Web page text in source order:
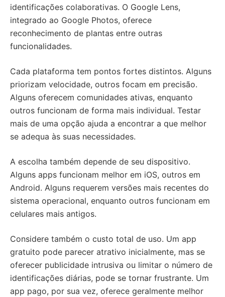
identificações colaborativas. O Google Lens,
integrado ao Google Photos, oferece
reconhecimento de plantas entre outras
funcionalidades.
Cada plataforma tem pontos fortes distintos. Alguns
priorizam velocidade, outros focam em precisão.
Alguns oferecem comunidades ativas, enquanto
outros funcionam de forma mais individual. Testar
mais de uma opção ajuda a encontrar a que melhor
se adequa às suas necessidades.
A escolha também depende de seu dispositivo.
Alguns apps funcionam melhor em iOS, outros em
Android. Alguns requerem versões mais recentes do
sistema operacional, enquanto outros funcionam em
celulares mais antigos.
Considere também o custo total de uso. Um app
gratuito pode parecer atrativo inicialmente, mas se
oferecer publicidade intrusiva ou limitar o número de
identificações diárias, pode se tornar frustrante. Um
app pago, por sua vez, oferece geralmente melhor